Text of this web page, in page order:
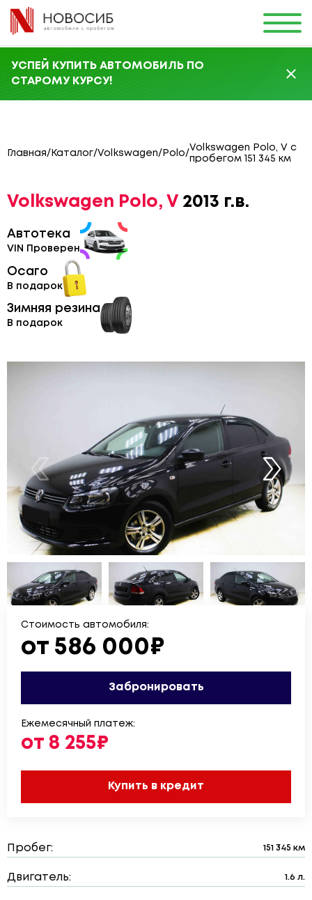
УСПЕЙ КУПИТЬ АВТОМОБИЛЬ ПО
СТАРОМУ КУРСУ!
Главная/ Каталог/Volkswagen/ Polo/
Volkswagen Polo, V с
пробегом 151 345 км
Volkswagen Polo, V 2013 г.в.
Автотека
VIN Проверен
Осаго
В подарок
Зимняя резина
В подарок
Стоимость автомобиля:
от 586 000₽
Забронировать
Ежемесячный платеж:
от 8 255₽
Купить в кредит
Пробег: 151 345 км
Двигатель: 1.6 л.